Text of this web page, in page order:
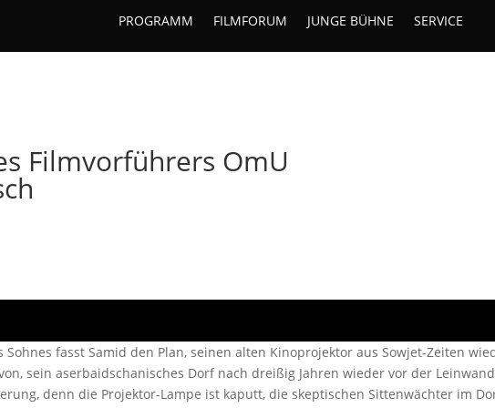
PROGRAMM FILMFORUM JUNGE BÜHNE SERVICE
Filmvorführers OmU
fasst Samid den Plan, seinen alten Kinoprojektor aus Sowjet-Zeiten
sein aserbaidschanisches Dorf nach dreißig Jahren wieder vor der
denn die Projektor-Lampe ist kaputt, die skeptischen Sittenwächter im